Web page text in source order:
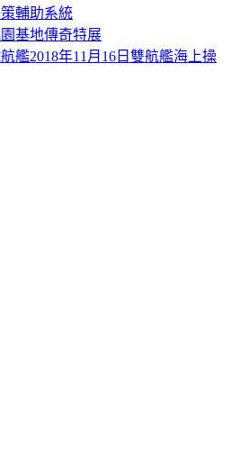
輔助系統
基地傳奇特展
艦2018年11月16日雙航艦海上操